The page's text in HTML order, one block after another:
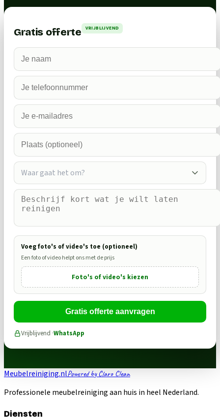
Gratis offerte VRIJBLIJVEND
Waar gaat het om?
Voeg foto's of video's toe (optioneel)
Een foto of video helpt ons met de prijs
Foto's of video's kiezen
Gratis offerte aanvragen
Vrijblijvend ·WhatsApp
Meubelreiniging.nlPowered by Claro Clean
Professionele meubelreiniging aan huis in heel Nederland.
Diensten